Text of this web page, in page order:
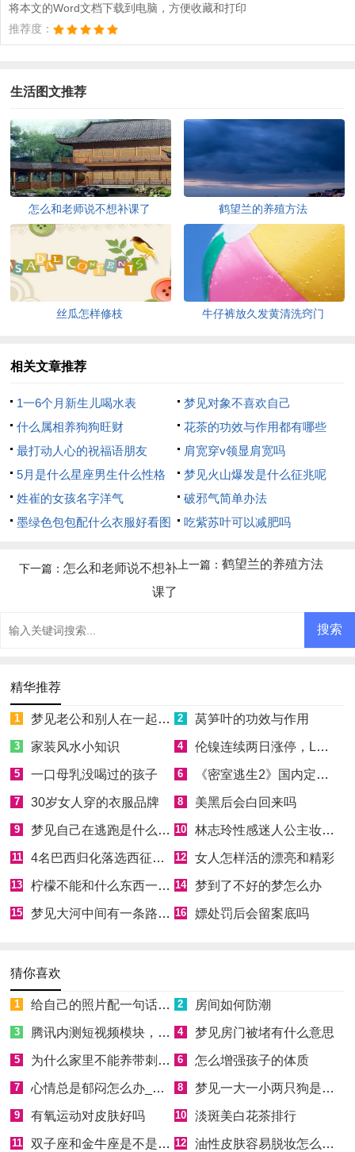
将本文的Word文档下载到电脑，方便收藏和打印
推荐度：
生活图文推荐
怎么和老师说不想补课了 鹤望兰的养殖方法
丝瓜怎样修枝 牛仔裤放久发黄清洗窍门
相关文章推荐
1一6个月新生儿喝水表
梦见对象不喜欢自己
什么属相养狗狗旺财
花茶的功效与作用都有哪些
最打动人心的祝福语朋友
肩宽穿v领显肩宽吗
5月是什么星座男生什么性格
梦见火山爆发是什么征兆呢
姓崔的女孩名字洋气
破邪气简单办法
墨绿色包包配什么衣服好看图
吃紫苏叶可以减肥吗
上一篇： 鹤望兰的养殖方法
下一篇： 怎么和老师说不想补
课了
精华推荐
1 梦见老公和别人在一起吃饭什么意思 2 莴笋叶的功效与作用
3 家装风水小知识 4 伦镍连续两日涨停，LME无奈对“妖镍”出大招
5 一口母乳没喝过的孩子 6 《密室逃生2》国内定档4月2日
7 30岁女人穿的衣服品牌 8 美黑后会白回来吗
9 梦见自己在逃跑是什么意思 10 林志玲性感迷人公主妆惊艳全场
11 4名巴西归化落选西征大名单 12 女人怎样活的漂亮和精彩
13 柠檬不能和什么东西一起吃 14 梦到了不好的梦怎么办
15 梦见大河中间有一条路什么意思 16 嫖处罚后会留案底吗
猜你喜欢
1 给自己的照片配一句话适合朋友圈 2 房间如何防潮
3 腾讯内测短视频模块，入口仅次于QQ“消息” 4 梦见房门被堵有什么意思
5 为什么家里不能养带刺的花 6 怎么增强孩子的体质
7 心情总是郁闷怎么办_心情总是郁闷的解决方法 8 梦见一大一小两只狗是什么意思
9 有氧运动对皮肤好吗 10 淡斑美白花茶排行
11 双子座和金牛座是不是好朋友 12 油性皮肤容易脱妆怎么补妆